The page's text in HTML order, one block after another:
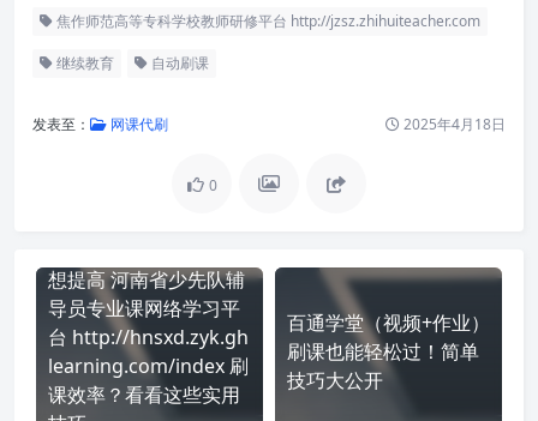
焦作师范高等专科学校教师研修平台 http://jzsz.zhihuiteacher.com
继续教育 自动刷课
发表至： 网课代刷 2025年4月18日
0
想提高 河南省少先队辅
导员专业课网络学习平
台 http://hnsxd.zyk.gh
learning.com/index 刷
课效率？看看这些实用
百通学堂（视频+作业）
刷课也能轻松过！简单
技巧大公开